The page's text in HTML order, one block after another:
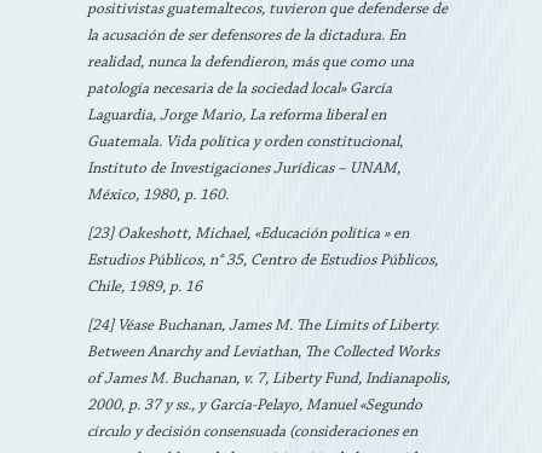
positivistas guatemaltecos, tuvieron que defenderse de
la acusación de ser defensores de la dictadura. En
realidad, nunca la defendieron, más que como una
patología necesaria de la sociedad local» García
Laguardia, Jorge Mario, La reforma liberal en
Guatemala. Vida política y orden constitucional,
Instituto de Investigaciones Jurídicas – UNAM,
México, 1980, p. 160.
[23] Oakeshott, Michael, «Educación política » en
Estudios Públicos, n° 35, Centro de Estudios Públicos,
Chile, 1989, p. 16
[24] Véase Buchanan, James M. The Limits of Liberty.
Between Anarchy and Leviathan, The Collected Works
of James M. Buchanan, v. 7, Liberty Fund, Indianapolis,
2000, p. 37 y ss., y García-Pelayo, Manuel «Segundo
círculo y decisión consensuada (consideraciones en